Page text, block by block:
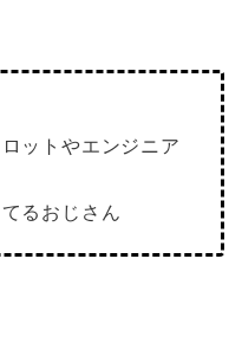
ットやエンジニア
るおじさん